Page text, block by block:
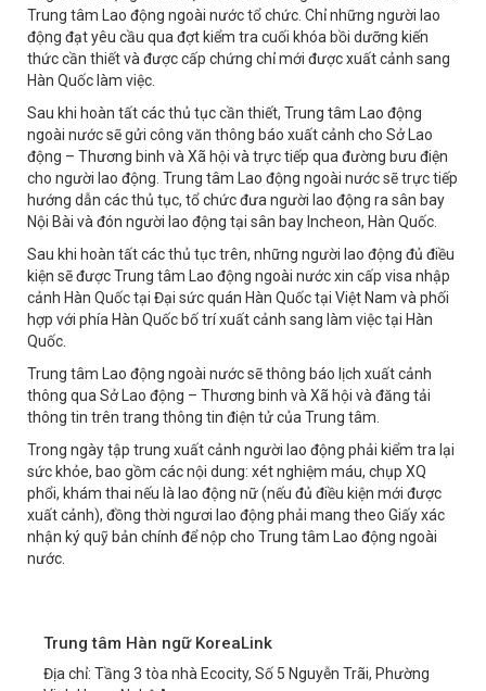
Trung tâm Lao động ngoài nước tổ chức. Chỉ những người lao
động đạt yêu cầu qua đợt kiểm tra cuối khóa bồi dưỡng kiến
thức cần thiết và được cấp chứng chỉ mới được xuất cảnh sang
Hàn Quốc làm việc.
Sau khi hoàn tất các thủ tục cần thiết, Trung tâm Lao động
ngoài nước sẽ gửi công văn thông báo xuất cảnh cho Sở Lao
động – Thương binh và Xã hội và trực tiếp qua đường bưu điện
cho người lao động. Trung tâm Lao động ngoài nước sẽ trực tiếp
hướng dẫn các thủ tục, tổ chức đưa người lao động ra sân bay
Nội Bài và đón người lao động tại sân bay Incheon, Hàn Quốc.
Sau khi hoàn tất các thủ tục trên, những người lao động đủ điều
kiện sẽ được Trung tâm Lao động ngoài nước xin cấp visa nhập
cảnh Hàn Quốc tại Đại sức quán Hàn Quốc tại Việt Nam và phối
hợp với phía Hàn Quốc bố trí xuất cảnh sang làm việc tại Hàn
Quốc.
Trung tâm Lao động ngoài nước sẽ thông báo lịch xuất cảnh
thông qua Sở Lao động – Thương binh và Xã hội và đăng tải
thông tin trên trang thông tin điện tử của Trung tâm.
Trong ngày tập trung xuất cảnh người lao động phải kiểm tra lại
sức khỏe, bao gồm các nội dung: xét nghiệm máu, chụp XQ
phổi, khám thai nếu là lao động nữ (nếu đủ điều kiện mới được
xuất cảnh), đồng thời ngươi lao động phải mang theo Giấy xác
nhận ký quỹ bản chính để nộp cho Trung tâm Lao động ngoài
nước.
Trung tâm Hàn ngữ KoreaLink
Địa chỉ: Tầng 3 tòa nhà Ecocity, Số 5 Nguyễn Trãi, Phường